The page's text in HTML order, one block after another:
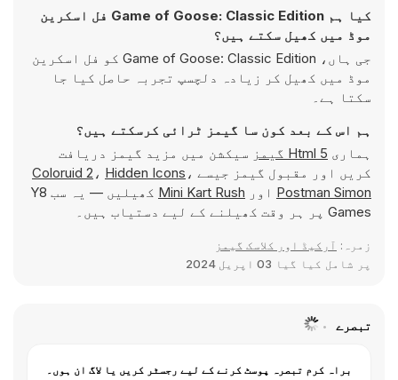
کیا ہم Game of Goose: Classic Edition فل اسکرین
موڈ میں کھیل سکتے ہیں؟
جی ہاں، Game of Goose: Classic Edition کو فل اسکرین
موڈ میں کھیل کر زیادہ دلچسپ تجربہ حاصل کیا جا
سکتا ہے۔
ہم اس کے بعد کون سا گیمز ٹرائی کرسکتے ہیں؟
ہماری Html 5 گیمز
سیکشن میں مزید گیمز دریافت
کریں اور مقبول گیمز جیسے
Coloruid 2 ، Hidden Icons ،
Postman Simon اور Mini Kart Rush
کھیلیں — یہ سب Y8
Games پر ہر وقت کھیلنے کے لیے دستیاب ہیں۔
زمرہ: آرکیڈ اور کلاسک گیمز
پر شامل کیا گیا 03 اپریل 2024
تبصرے
براہ کرم تبصرہ پوسٹ کرنے کے لیے رجسٹر کریں یا لاگ ان ہوں۔